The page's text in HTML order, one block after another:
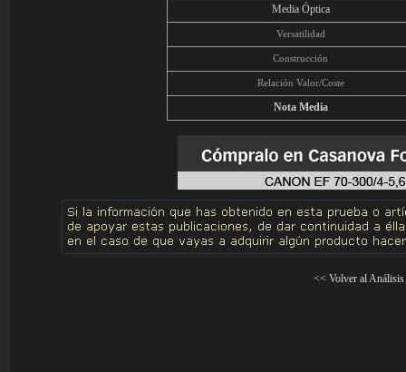
Media Óptica
Versatilidad
Construcción
Relación Valor/Coste
Nota Media
<< Volver al Análisis